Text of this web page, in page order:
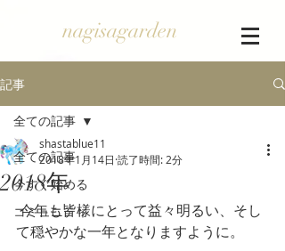
nagisagarden
記事
全ての記事
今すぐ始める
コミュニティ
全ての記事
2018年
shastablue11
2018年1月14日 読了時間: 2分
今年も皆様にとって益々明るい、そし
て穏やかな一年となりますように。